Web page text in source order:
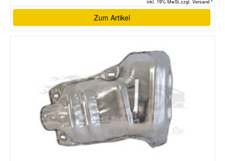
inkl. 19% MwSt.zzgl. Versand *
Zum Artikel